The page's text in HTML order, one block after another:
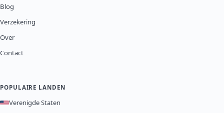
Blog
Verzekering
Over
Contact
POPULAIRE LANDEN
Verenigde Staten